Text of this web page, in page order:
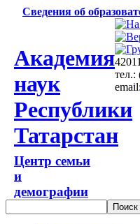
Сведения об
Академия
наук
Республики
Татарстан
Центр семьи
и
демографии
тел.:
email: